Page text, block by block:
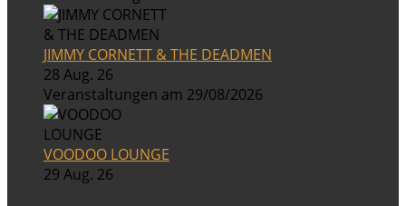
JIMMY CORNETT & THE DEADMEN
28 Aug. 26
Veranstaltungen am 29/08/2026
VOODOO LOUNGE
29 Aug. 26